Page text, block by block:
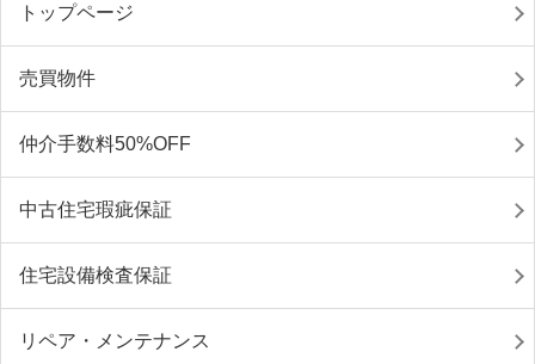
トップページ
売買物件
仲介手数料50%OFF
中古住宅瑕疵保証
住宅設備検査保証
リペア・メンテナンス